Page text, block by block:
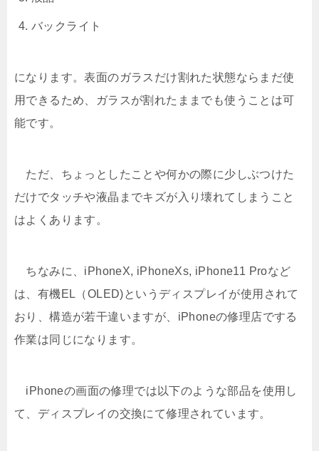
バックライト
になります。表面のガラスだけ割れた状態ならまだ使
用できるため、ガラスが割れたままでも使うことは可
能です。
ただ、ちょっとしたことや何かの際に少しぶつけた
だけでタッチや液晶までキズが入り壊れてしまうこと
はよくあります。
ちなみに、iPhoneX, iPhoneXs, iPhone11 Proなど
は、有機EL（OLED)というディスプレイが使用されて
おり、構造が若干違いますが、iPhoneの修理店でする
作業は同じになります。
iPhoneの画面の修理では以下のような部品を使用し
て、ディスプレイの交換にて修理されています。